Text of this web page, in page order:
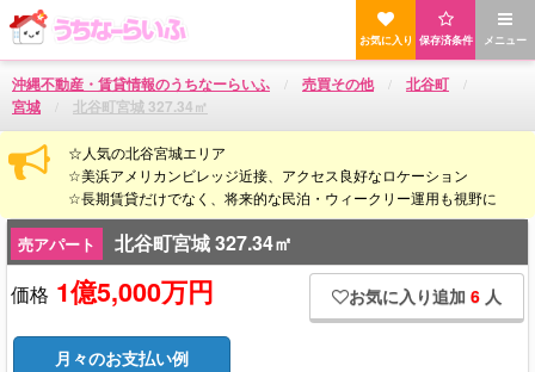
メニュー
保存済条件
お気に入り
沖縄不動産・賃貸情報のうちなーらいふ 売買その他
北谷町
宮城
北谷町宮城 327.34㎡
☆人気の北谷宮城エリア
☆美浜アメリカンビレッジ近接、アクセス良好なロケーション
☆長期賃貸だけでなく、将来的な民泊・ウィークリー運用も視野に
売アパート
北谷町宮城 327.34㎡
価格 1億5,000万円 お気に入り追加 6 人
月々のお支払い例